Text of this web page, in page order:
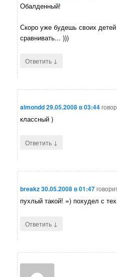
Обалденный!
Скоро уже будешь своих
сравнивать... )))
Ответить ↓
almondd29.05.2008 в 03:44
классный )
Ответить ↓
breakz30.05.2008 в 01:47
пухлый такой! =) похудел с
Ответить ↓